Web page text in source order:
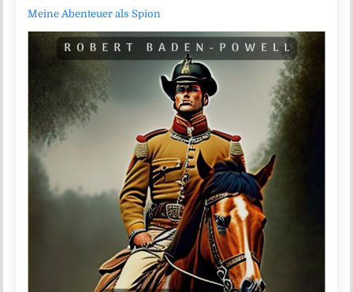
Meine Abenteuer als Spion